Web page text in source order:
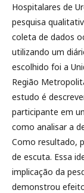
Hospitalares de
pesquisa
coleta de dados
utilizando um
escolhido foi a
Região
estudo é
participante em
como analisar a
Como resultado,
de escuta. Essa
implicação da
demonstrou